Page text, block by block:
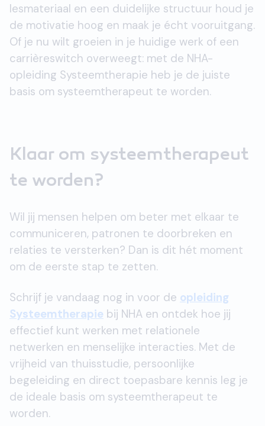
lesmateriaal en een duidelijke structuur houd je
de motivatie hoog en maak je écht vooruitgang.
Of je nu wilt groeien in je huidige werk of een
carrièreswitch overweegt: met de NHA-
opleiding Systeemtherapie heb je de juiste
basis om systeemtherapeut te worden.
Klaar om systeemtherapeut
te worden?
Wil jij mensen helpen om beter met elkaar te
communiceren, patronen te doorbreken en
relaties te versterken? Dan is dit hét moment
om de eerste stap te zetten.
Schrijf je vandaag nog in voor de opleiding
Systeemtherapie bij NHA en ontdek hoe jij
effectief kunt werken met relationele
netwerken en menselijke interacties. Met de
vrijheid van thuisstudie, persoonlijke
begeleiding en direct toepasbare kennis leg je
de ideale basis om systeemtherapeut te
worden.